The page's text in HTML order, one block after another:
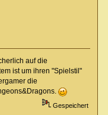
auf die
ist um ihren "Spielstil"
die
Gespeichert